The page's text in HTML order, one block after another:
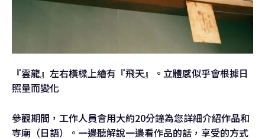
『雲龍』左右橫樑上繪有『飛天』。立體感似乎會根據日
照量而變化
參觀期間，工作人員會用大約20分鐘為您詳細介紹作品和
寺廟（日語）。一邊聽解說一邊看作品的話，享受的方式